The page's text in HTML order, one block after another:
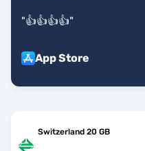
"👍👍👍👍"
App Store
Switzerland 20 GB